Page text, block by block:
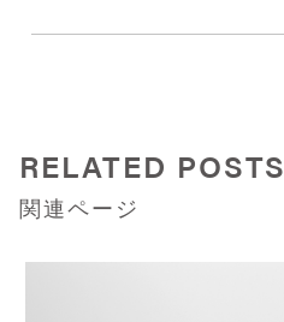
RELATED POSTS
関連ページ